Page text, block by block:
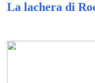
La lachera di